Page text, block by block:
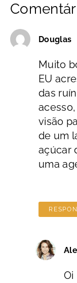
Douglas
Muito
EU
das
visão
de um
açúcar
uma
Oi